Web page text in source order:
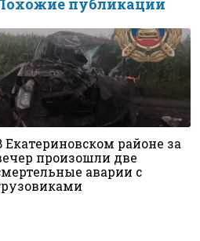
публикации
Екатериновском районе за
произошли две
аварии с